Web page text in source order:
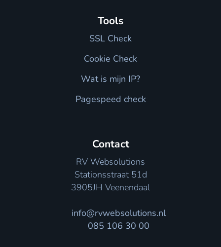
Tools
SSL Check
Cookie Check
Wat is mijn IP?
Pagespeed check
Contact
RV Websolutions
Stationsstraat 51d
3905JH Veenendaal
info@rvwebsolutions.nl
085 106 30 00